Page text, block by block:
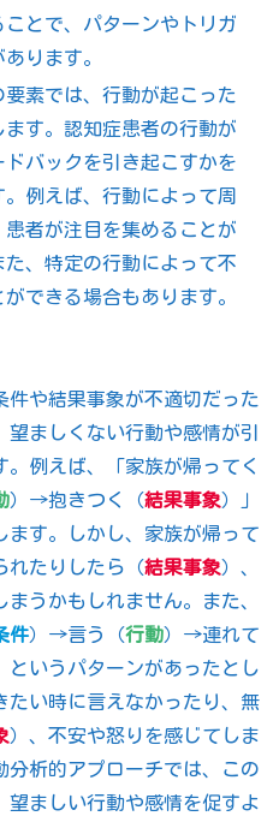
とで、パターンやトリガ
ります。
要素では、行動が起こった
す。認知症患者の行動が
バックを引き起こすかを
例えば、行動によって周
者が注目を集めることが
、特定の行動によって不
できる場合もあります。
や結果事象が不適切だった
ましくない行動や感情が引
例えば、「家族が帰ってく
）→抱きつく（結果事象）」
ます。しかし、家族が帰って
れたりしたら（結果事象）、
まうかもしれません。また、
件）→言う（行動）→連れて
というパターンがあったとし
たい時に言えなかったり、無
）、不安や怒りを感じてしま
分析的アプローチでは、この
望ましい行動や感情を促すよ